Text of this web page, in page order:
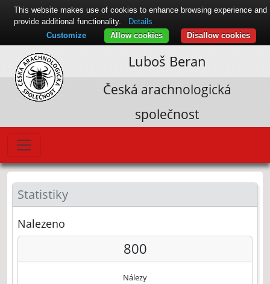
Luboš Beran
Česká arachnologická
společnost
Statistiky
Nalezeno
800
Nálezy
This website makes use of cookies to enhance browsing experience and
provide additional functionality.
Details
Disallow cookies
Allow cookies
Customize